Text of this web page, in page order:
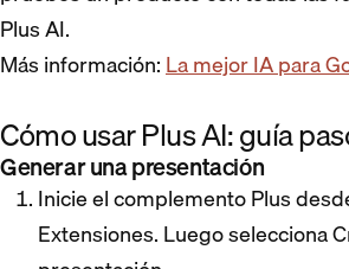
Plus AI.
Más información:La mejor IA para
Cómo usar Plus AI: guía
Generar una presentación
Inicie el complemento Plus
Extensiones. Luego selecciona